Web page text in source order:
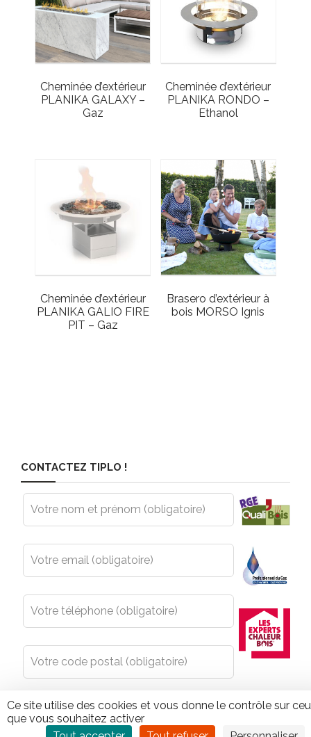
Ce site utilise des cookies et vous donne le contrôle sur
que vous souhaitez activer
Cheminée d’extérieur
PLANIKA GALAXY –
Gaz
Cheminée d’extérieur
PLANIKA RONDO –
Ethanol
Cheminée d’extérieur
PLANIKA GALIO FIRE
PIT – Gaz
Brasero d’extérieur à
bois MORSO Ignis
CONTACTEZ TIPLO !
Leave
this
field
blank